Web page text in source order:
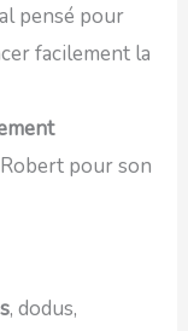
pensé pour
facilement la
pour son
, dodus,